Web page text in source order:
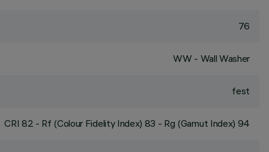
76
WW - Wall Washer
fest
CRI 82 - Rf (Colour Fidelity Index) 83 - Rg (Gamut Index) 94